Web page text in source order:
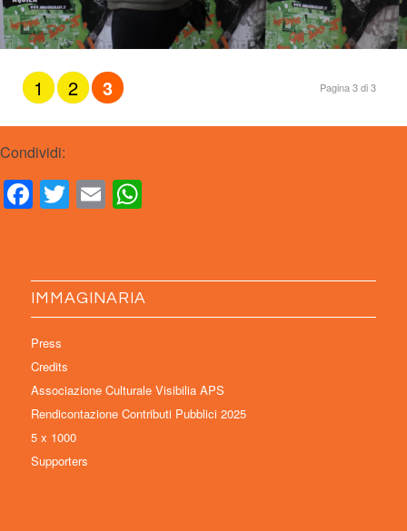
Pagina 3 di 3
1 2 3
Condividi:
Facebook
Twitter
Email
IMMAGINARIA
Press
Credits
Associazione Culturale Visibilia APS
Rendicontazione Contributi Pubblici 2025
5 x 1000
Supporters